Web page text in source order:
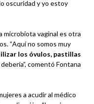
oscuridad y yo estoy
microbiota vaginal es otra
“Aquí no somos muy
los óvulos, pastillas
comentó Fontana
a acudir al médico